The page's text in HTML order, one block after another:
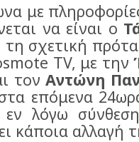
με
να είναι ο
τη σχετική
TV, με την
τον Αντώνη
επόμενα
λόγω
κάποια αλλαγή